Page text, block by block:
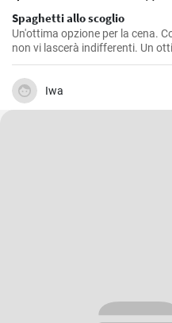
Spaghetti allo scoglio
Un'ottima opzione per la cena.
non vi lascerà indifferenti. Un
propri cari. La ricetta per fare gli
tutti.
Iwa